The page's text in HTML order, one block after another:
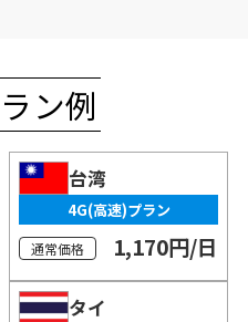
ン例
台湾
4G(高速)プラン
通常価格 1,170円/日
タイ